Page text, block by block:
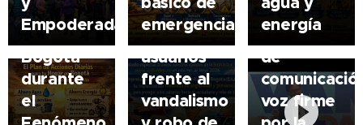
Empoderadas emergencia
energía
para tu
hogar en
Bogotá
durante
el
proteger
a los
usuarios
frente al
vandalismo
los
medios
de
voz firme
víctima
de
personas
que se
hacen